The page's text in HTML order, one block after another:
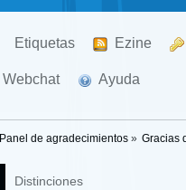
Etiquetas Ezine
Webchat Ayuda
Panel de agradecimientos» Gracias
Distinciones